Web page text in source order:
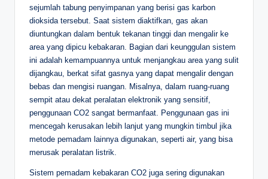
sejumlah tabung penyimpanan yang berisi gas karbon
dioksida tersebut. Saat sistem diaktifkan, gas akan
diuntungkan dalam bentuk tekanan tinggi dan mengalir ke
area yang dipicu kebakaran. Bagian dari keunggulan sistem
ini adalah kemampuannya untuk menjangkau area yang sulit
dijangkau, berkat sifat gasnya yang dapat mengalir dengan
bebas dan mengisi ruangan. Misalnya, dalam ruang-ruang
sempit atau dekat peralatan elektronik yang sensitif,
penggunaan CO2 sangat bermanfaat. Penggunaan gas ini
mencegah kerusakan lebih lanjut yang mungkin timbul jika
metode pemadam lainnya digunakan, seperti air, yang bisa
merusak peralatan listrik.
Sistem pemadam kebakaran CO2 juga sering digunakan